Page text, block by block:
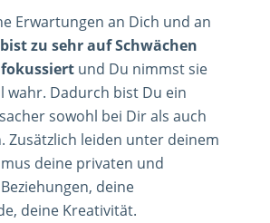
Erwartungen an Dich und an
zu sehr auf Schwächen
und Du nimmst sie
wahr. Dadurch bist Du ein
sowohl bei Dir als auch
Zusätzlich leiden unter deinem
deine privaten und
deine
deine Kreativität.